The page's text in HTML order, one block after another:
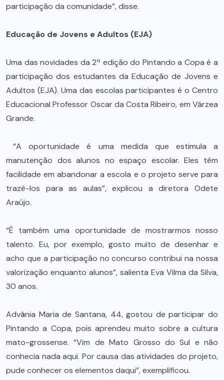
participação da comunidade”, disse.
Educação de Jovens e Adultos (EJA)
Uma das novidades da 2ª edição do Pintando a Copa é a
participação dos estudantes da Educação de Jovens e
Adultos (EJA). Uma das escolas participantes é o Centro
Educacional Professor Oscar da Costa Ribeiro, em Várzea
Grande.
“A oportunidade é uma medida que estimula a
manutenção dos alunos no espaço escolar. Eles têm
facilidade em abandonar a escola e o projeto serve para
trazê-los para as aulas”, explicou a diretora Odete
Araújo.
“É também uma oportunidade de mostrarmos nosso
talento. Eu, por exemplo, gosto muito de desenhar e
acho que a participação no concurso contribui na nossa
valorização enquanto alunos”, salienta Eva Vilma da Silva,
30 anos.
Advânia Maria de Santana, 44, gostou de participar do
Pintando a Copa, pois aprendeu muito sobre a cultura
mato-grossense. “Vim de Mato Grosso do Sul e não
conhecia nada aqui. Por causa das atividades do projeto,
pude conhecer os elementos daqui”, exemplificou.